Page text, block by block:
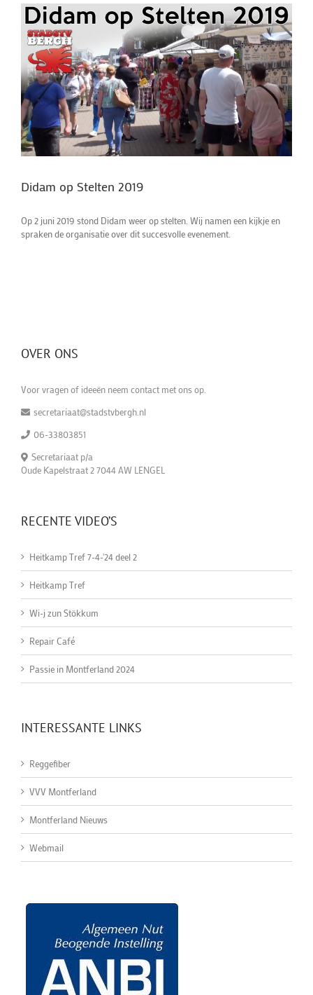
Didam op Stelten 2019
Op 2 juni 2019 stond Didam weer op stelten. Wij namen een kijkje en
spraken de organisatie over dit succesvolle evenement.
OVER ONS
Voor vragen of ideeën neem contact met ons op.
secretariaat@stadstvbergh.nl
06-33803851
Secretariaat p/a
Oude Kapelstraat 2 7044 AW LENGEL
RECENTE VIDEO’S
Heitkamp Tref 7-4-'24 deel 2
Heitkamp Tref
Wi-j zun Stökkum
Repair Café
Passie in Montferland 2024
INTERESSANTE LINKS
Reggefiber
VVV Montferland
Montferland Nieuws
Webmail